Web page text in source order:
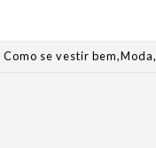
Como se vestir bem,Moda,